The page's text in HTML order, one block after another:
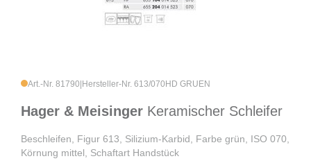
Art.-Nr. 81790 Hersteller-Nr. 613/070HD GRUEN
Hager & Meisinger Keramischer Schleifer
Beschleifen, Figur 613, Silizium-Karbid, Farbe grün, ISO 070,
Körnung mittel, Schaftart Handstück